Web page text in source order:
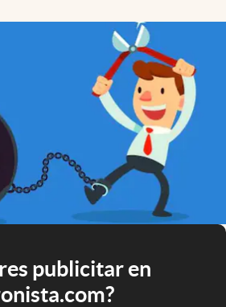
publicitar en